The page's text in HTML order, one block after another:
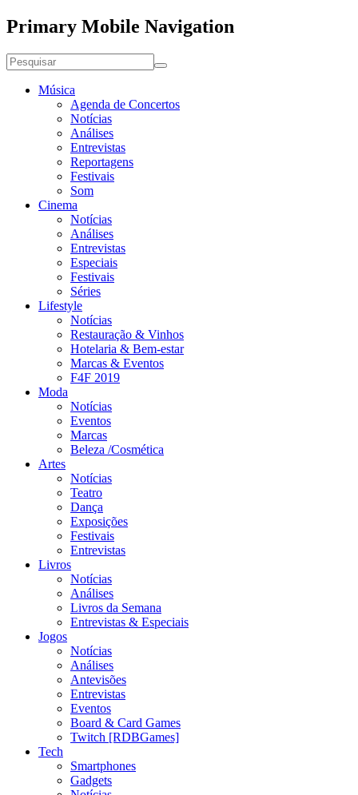
Primary Mobile Navigation
Música
Agenda de Concertos
Notícias
Análises
Entrevistas
Reportagens
Festivais
Som
Cinema
Notícias
Análises
Entrevistas
Especiais
Festivais
Séries
Lifestyle
Notícias
Restauração & Vinhos
Hotelaria & Bem-estar
Marcas & Eventos
F4F 2019
Moda
Notícias
Eventos
Marcas
Beleza /Cosmética
Artes
Notícias
Teatro
Dança
Exposições
Festivais
Entrevistas
Livros
Notícias
Análises
Livros da Semana
Entrevistas & Especiais
Jogos
Notícias
Análises
Antevisões
Entrevistas
Eventos
Board & Card Games
Twitch [RDBGames]
Tech
Smartphones
Gadgets